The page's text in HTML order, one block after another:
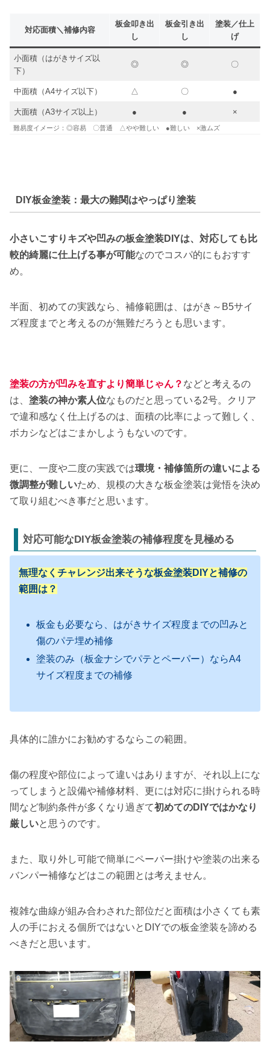
対応面積＼補修内容
板金叩き出
し
板金引き出
し
塗装／仕上
げ
小面積（はがきサイズ以
下）
◎ ◎ 〇
中面積（A4サイズ以下） △ 〇 ●
大面積（A3サイズ以上） ● ● ×
難易度イメージ：◎容易 〇普通 △やや難しい ●難しい ×激ムズ
DIY板金塗装：最大の難関はやっぱり塗装
小さいこすりキズや凹みの板金塗装DIYは、対応しても比
較的綺麗に仕上げる事が可能なのでコスパ的にもおすす
め。
半面、初めての実践なら、補修範囲は、はがき～B5サイ
ズ程度までと考えるのが無難だろうとも思います。
塗装の方が凹みを直すより簡単じゃん？ などと考えるの
は、 塗装の神か素人位なものだと思っている2号。クリア
で違和感なく仕上げるのは、面積の比率によって難しく、
ボカシなどはごまかしようもないのです。
更に、一度や二度の実践では環境・補修箇所の違いによる
微調整が難しいため、規模の大きな板金塗装は覚悟を決め
て取り組むべき事だと思います。
対応可能なDIY板金塗装の補修程度を見極める
無理なくチャレンジ出来そうな板金塗装DIYと補修の
範囲は？
板金も必要なら、はがきサイズ程度までの凹みと
傷のパテ埋め補修
塗装のみ（板金ナシでパテとペーパー）ならA4
サイズ程度までの補修
具体的に誰かにお勧めするならこの範囲。
傷の程度や部位によって違いはありますが、それ以上にな
ってしまうと設備や補修材料、更には対応に掛けられる時
間など制約条件が多くなり過ぎて初めてのDIYではかなり
厳しいと思うのです。
また、取り外し可能で簡単にペーパー掛けや塗装の出来る
バンパー補修などはこの範囲とは考えません。
複雑な曲線が組み合わされた部位だと面積は小さくても素
人の手におえる個所ではないとDIYでの板金塗装を諦める
べきだと思います。